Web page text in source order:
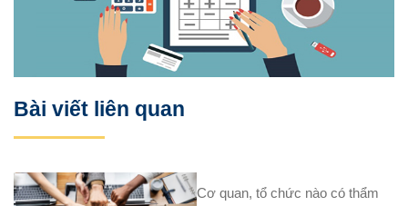
Bài viết liên quan
Cơ quan, tổ chức nào có thẩm